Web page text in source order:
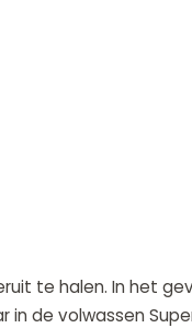
te halen. In het
de volwassen